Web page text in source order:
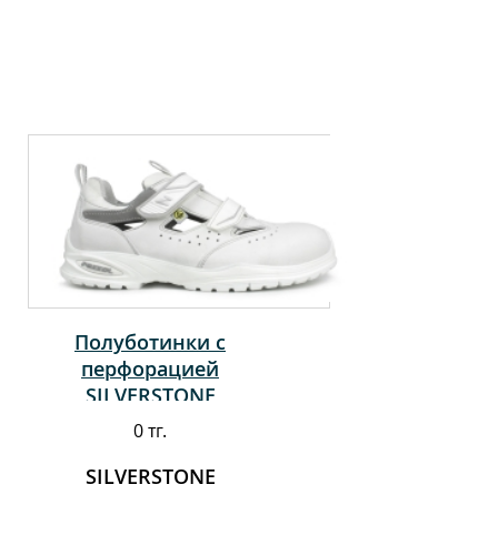
Полуботинки с
перфорацией
SILVERSTONE
0 тг.
SILVERSTONE